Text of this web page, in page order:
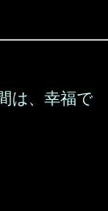
は、幸福で